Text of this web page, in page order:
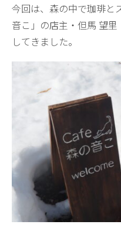
今回は、森の中で珈琲と
音こ」の店主・但馬 望
してきました。